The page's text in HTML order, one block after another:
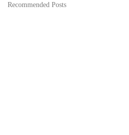
Recommended Posts